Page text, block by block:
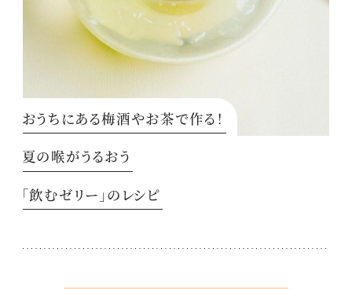
おうちにある梅酒やお茶で作る！
夏の喉がうるおう
「飲むゼリー」のレシピ